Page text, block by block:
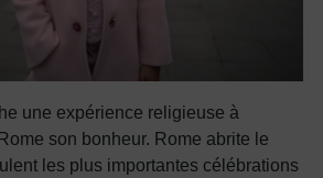
une expérience religieuse à
son bonheur. Rome abrite le
les plus importantes célébrations